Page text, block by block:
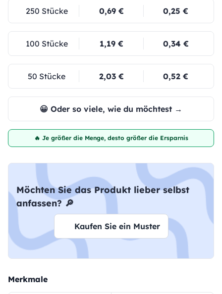
250 Stücke 0,69 € 0,25 €
100 Stücke 1,19 € 0,34 €
50 Stücke 2,03 € 0,52 €
😀 Oder so viele, wie du möchtest →
🔥 Je größer die Menge, desto größer die Ersparnis
Möchten Sie das Produkt lieber selbst
anfassen? 🔎
Kaufen Sie ein Muster
Merkmale